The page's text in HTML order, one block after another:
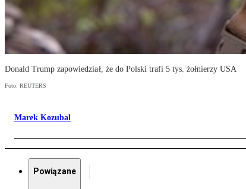
Donald Trump zapowiedział, że do Polski trafi 5 tys. żołnierzy USA
Foto: REUTERS
Marek Kozubal
Powiązane